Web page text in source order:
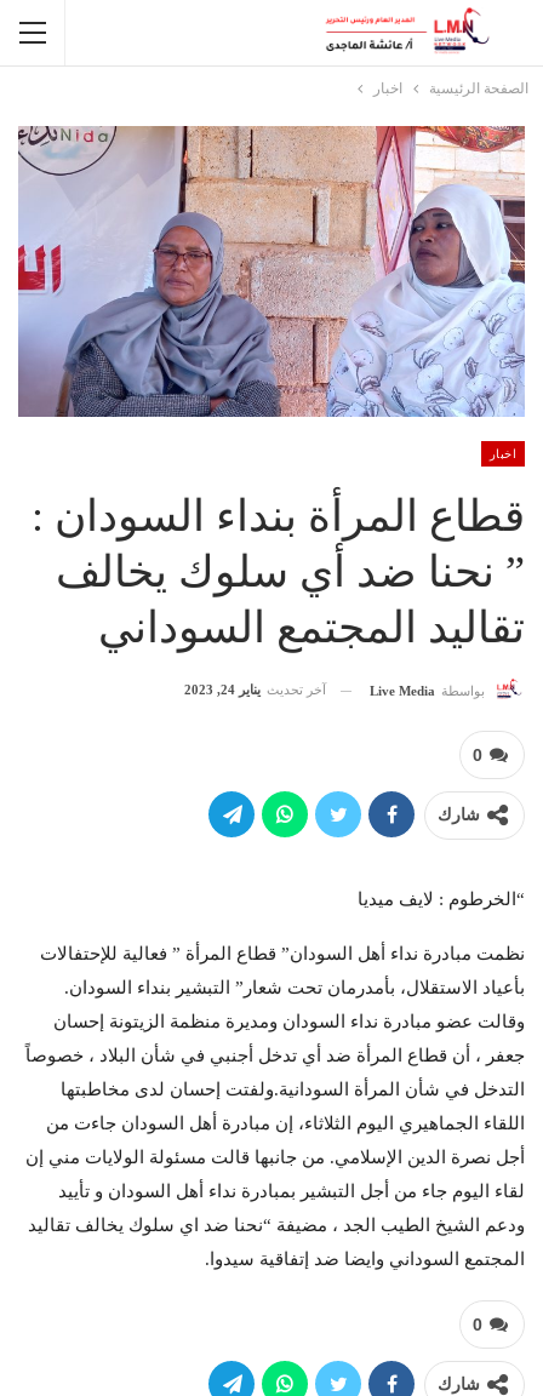
الصفحة الرئيسية اخبار
اخبار
قطاع المرأة بنداء السودان :
” نحنا ضد أي سلوك يخالف
تقاليد المجتمع السوداني
بواسطة Live Media آخر تحديث يناير 24, 2023
0
شارك
“الخرطوم : لايف ميديا
نظمت مبادرة نداء أهل السودان” قطاع المرأة ” فعالية للإحتفالات
بأعياد الاستقلال، بأمدرمان تحت شعار” التبشير بنداء السودان.
وقالت عضو مبادرة نداء السودان ومديرة منظمة الزيتونة إحسان
جعفر ، أن قطاع المرأة ضد أي تدخل أجنبي في شأن البلاد ، خصوصاً
التدخل في شأن المرأة السودانية.ولفتت إحسان لدى مخاطبتها
اللقاء الجماهيري اليوم الثلاثاء، إن مبادرة أهل السودان جاءت من
أجل نصرة الدين الإسلامي. من جانبها قالت مسئولة الولايات مني إن
لقاء اليوم جاء من أجل التبشير بمبادرة نداء أهل السودان و تأييد
ودعم الشيخ الطيب الجد ، مضيفة “نحنا ضد اي سلوك يخالف تقاليد
المجتمع السوداني وايضا ضد إتفاقية سيدوا.
0
شارك